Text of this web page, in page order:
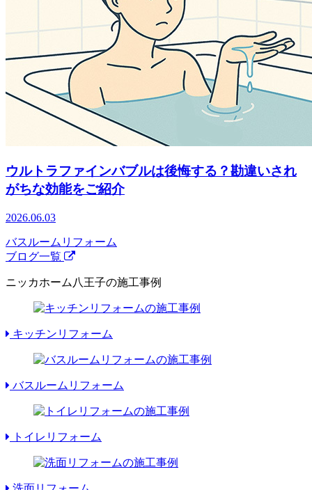
ウルトラファインバブルは後悔する？勘違いされ
がちな効能をご紹介
2026.06.03
バスルームリフォーム
ブログ一覧
ニッカホーム八王子の施工事例
キッチンリフォーム
バスルームリフォーム
トイレリフォーム